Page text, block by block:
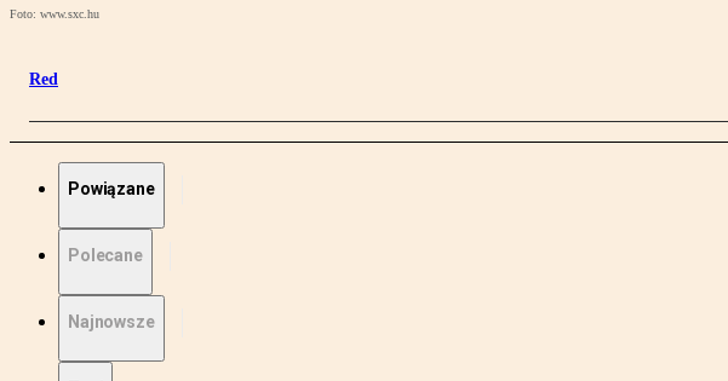
Foto: www.sxc.hu
Red
Powiązane
Polecane
Najnowsze